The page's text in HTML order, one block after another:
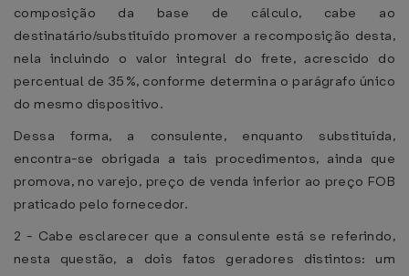
composição da base de cálculo, cabe ao
destinatário/substituído promover a recomposição desta,
nela incluindo o valor integral do frete, acrescido do
percentual de 35%, conforme determina o parágrafo único
do mesmo dispositivo.
Dessa forma, a consulente, enquanto substituída,
encontra-se obrigada a tais procedimentos, ainda que
promova, no varejo, preço de venda inferior ao preço FOB
praticado pelo fornecedor.
2 - Cabe esclarecer que a consulente está se referindo,
nesta questão, a dois fatos geradores distintos: um